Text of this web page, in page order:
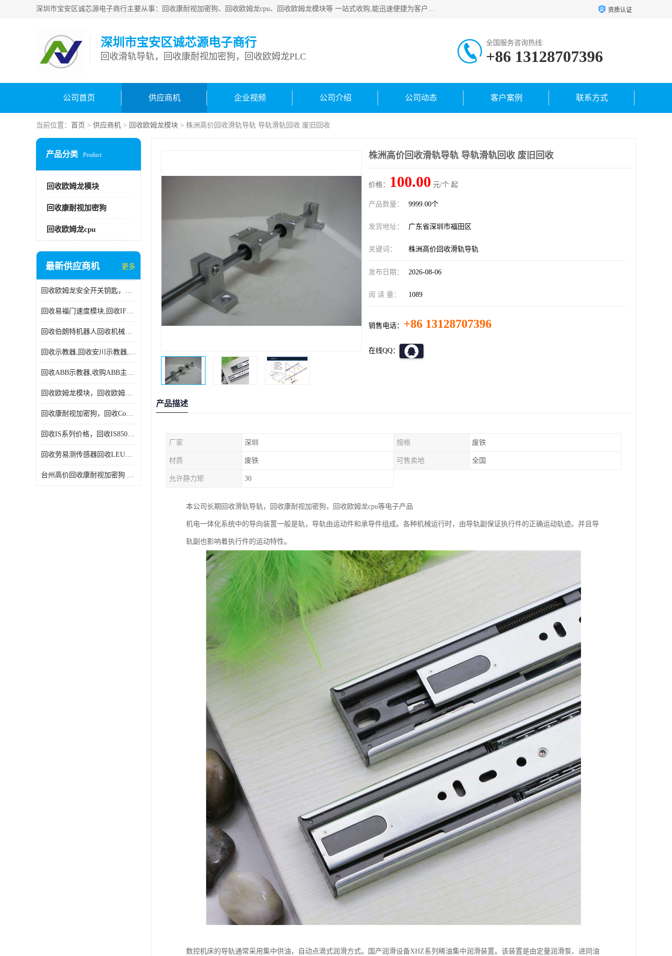
深圳市宝安区诚芯源电子商行主要从事：回收康耐视加密狗、回收欧姆龙cpu、回收欧姆龙模块等 一站式收购,能迅速便捷为客户消化库存、减少仓储、回笼资金，我们交易灵活方便，现金支付，价格优势合理，在业务方面赢得广大客户的一致好评 热情欢迎有库存需要处理的客户 请尽快联系我们 资质认证
深圳市宝安区诚芯源电子商行
回收滑轨导轨，回收康耐视加密狗，回收欧姆龙PLC
全国服务咨询热线:
+86 13128707396
公司首页 供应商机 企业视频 公司介绍 公司动态 客户案例 联系方式
当前位置： 首页 > 供应商机 > 回收欧姆龙模块 > 株洲高价回收滑轨导轨 导轨滑轨回收 废旧回收
产品分类 Product
回收欧姆龙模块
回收康耐视加密狗
回收欧姆龙cpu
最新供应商机 更多
回收欧姆龙安全开关钥匙，回收OMRON安全锁，回收光电传感器
回收易福门速度模块,回收IFM大全,回收易福门AS-iDP模块
回收伯朗特机器人回收机械手臂伯朗特六轴工业机器人
回收示教器,回收安川示教器,回收ABB新旧示教器
回收ABB示教器,收购ABB主机CPU,回收DSQC69示教器
回收欧姆龙模块，回收欧姆龙CPU,回收欧姆龙cpu
回收康耐视加密狗，回收Cognex加密狗，回收Cognex相机
回收IS系列价格，回收IS8505MP视觉，回收康耐视无包装相机
回收劳易测传感器回收LEUZE传感器
台州高价回收康耐视加密狗 收购康耐视加密狗 废旧回收
株洲高价回收滑轨导轨 导轨滑轨回收 废旧回收
价格： 100.00 元/个 起
产品数量： 9999.00个
发货地址： 广东省深圳市福田区
关键词： 株洲高价回收滑轨导轨
发布日期： 2026-08-06
阅 读 量： 1089
销售电话： +86 13128707396
在线QQ：
产品描述
厂家 深圳 规格 废铁
材质 废铁 可售卖地 全国
允许静力矩 30
本公司长期回收滑轨导轨，回收康耐视加密狗，回收欧姆龙cpu等电子产品
机电一体化系统中的导向装置一般是轨，导轨由运动件和承导件组成。各种机械运行时，由导轨副保证执行件的正确运动轨迹。并且导
轨副也影响着执行件的运动特性。
数控机床的导轨通常采用集中供油，自动点滴式润滑方式。国产润滑设备XHZ系列稀油集中润滑装置。该装置是由定量润滑泵、进同油